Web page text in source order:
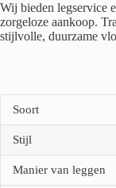
Wij bieden legservice
zorgeloze aankoop.
stijlvolle, duurzame
Soort
Stijl
Manier van leggen